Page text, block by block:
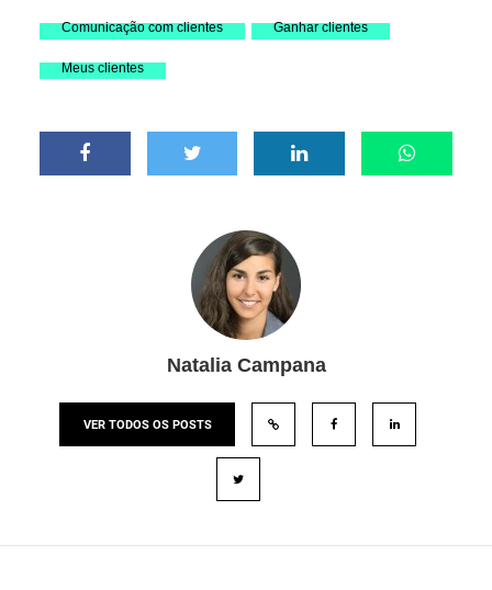
Comunicação com clientes Ganhar clientes
Meus clientes
Natalia Campana
VER TODOS OS POSTS